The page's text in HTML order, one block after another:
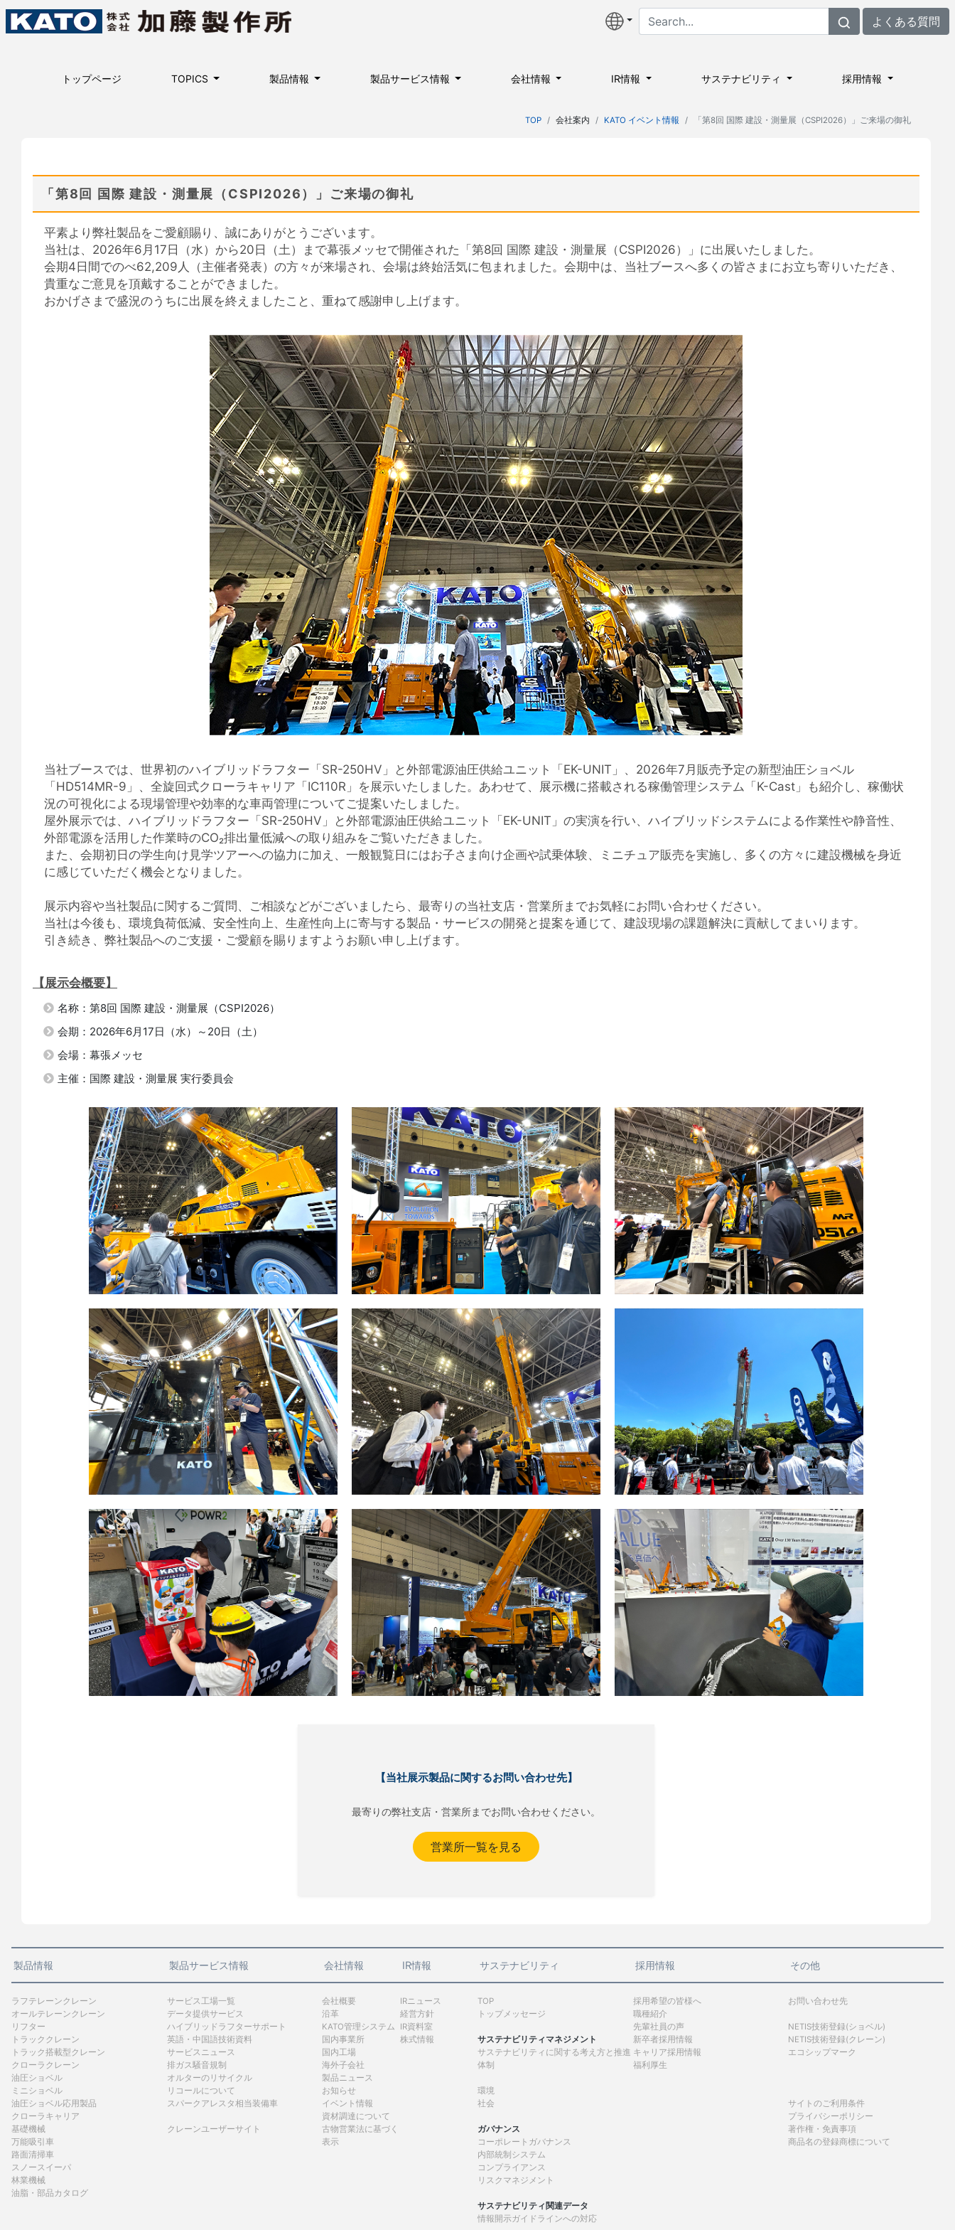
よくある質問
トップページ TOPICS 製品情報 製品サービス情報 会社情報 IR情報 サステナビリティ 採用情報
TOP 会社案内 KATO イベント情報 「第8回 国際 建設・測量展（CSPI2026）」ご来場の御礼
「第8回 国際 建設・測量展（CSPI2026）」ご来場の御礼
平素より弊社製品をご愛顧賜り、誠にありがとうございます。
当社は、2026年6月17日（水）から20日（土）まで幕張メッセで開催された「第8回 国際 建設・測量展（CSPI2026）」に出展いたしました。
会期4日間でのべ62,209人（主催者発表）の方々が来場され、会場は終始活気に包まれました。会期中は、当社ブースへ多くの皆さまにお立ち寄りいただき、
貴重なご意見を頂戴することができました。
おかげさまで盛況のうちに出展を終えましたこと、重ねて感謝申し上げます。
当社ブースでは、世界初のハイブリッドラフター「SR-250HV」と外部電源油圧供給ユニット「EK-UNIT」、2026年7月販売予定の新型油圧ショベル
「HD514MR-9」、全旋回式クローラキャリア「IC110R」を展示いたしました。あわせて、展示機に搭載される稼働管理システム「K-Cast」も紹介し、稼働状
況の可視化による現場管理や効率的な車両管理についてご提案いたしました。
屋外展示では、ハイブリッドラフター「SR-250HV」と外部電源油圧供給ユニット「EK-UNIT」の実演を行い、ハイブリッドシステムによる作業性や静音性、
外部電源を活用した作業時のCO₂排出量低減への取り組みをご覧いただきました。
また、会期初日の学生向け見学ツアーへの協力に加え、一般観覧日にはお子さま向け企画や試乗体験、ミニチュア販売を実施し、多くの方々に建設機械を身近
に感じていただく機会となりました。
展示内容や当社製品に関するご質問、ご相談などがございましたら、最寄りの当社支店・営業所までお気軽にお問い合わせください。
当社は今後も、環境負荷低減、安全性向上、生産性向上に寄与する製品・サービスの開発と提案を通じて、建設現場の課題解決に貢献してまいります。
引き続き、弊社製品へのご支援・ご愛顧を賜りますようお願い申し上げます。
【展示会概要】
名称：第8回 国際 建設・測量展（CSPI2026）
会期：2026年6月17日（水）～20日（土）
会場：幕張メッセ
主催：国際 建設・測量展 実行委員会
【当社展示製品に関するお問い合わせ先】
最寄りの弊社支店・営業所までお問い合わせください。
営業所一覧を見る
製品情報
ラフテレーンクレーン
オールテレーンクレーン
リフター
トラッククレーン
トラック搭載型クレーン
クローラクレーン
油圧ショベル
ミニショベル
油圧ショベル応用製品
クローラキャリア
基礎機械
万能吸引車
路面清掃車
スノースイーパ
林業機械
油脂・部品カタログ
製品サービス情報
サービス工場一覧
データ提供サービス
ハイブリッドラフターサポート
英語・中国語技術資料
サービスニュース
排ガス騒音規制
オルターのリサイクル
リコールについて
スパークアレスタ相当装備車
クレーンユーザーサイト
会社情報
会社概要
沿革
KATO管理システム
国内事業所
国内工場
海外子会社
製品ニュース
お知らせ
イベント情報
資材調達について
古物営業法に基づく
表示
IR情報
IRニュース
経営方針
IR資料室
株式情報
サステナビリティ
TOP
トップメッセージ
サステナビリティマネジメント
サステナビリティに関する考え方と推進
体制
環境
社会
ガバナンス
コーポレートガバナンス
内部統制システム
コンプライアンス
リスクマネジメント
サステナビリティ関連データ
情報開示ガイドラインへの対応
採用情報
採用希望の皆様へ
職種紹介
先輩社員の声
新卒者採用情報
キャリア採用情報
福利厚生
その他
お問い合わせ先
NETIS技術登録(ショベル)
NETIS技術登録(クレーン)
エコシップマーク
サイトのご利用条件
プライバシーポリシー
著作権・免責事項
商品名の登録商標について